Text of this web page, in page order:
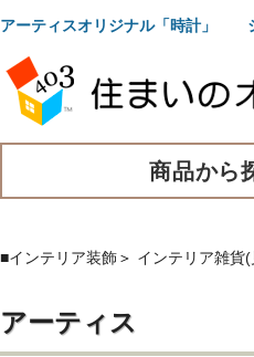
アーティスオリジナル「時計」
商品から
■インテリア装飾＞ インテリア雑貨
アーティス